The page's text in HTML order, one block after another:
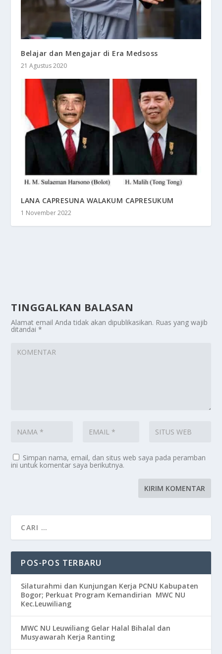
Belajar dan Mengajar di Era Medsoss
21 Agustus 2020
LANA CAPRESUNA WALAKUM CAPRESUKUM
1 November 2022
TINGGALKAN BALASAN
Alamat email Anda tidak akan dipublikasikan. Ruas yang wajib
ditandai*
Simpan nama, email, dan situs web saya pada peramban
ini untuk komentar saya berikutnya.
POS-POS TERBARU
Silaturahmi dan Kunjungan Kerja PCNU Kabupaten
Bogor; Perkuat Program Kemandirian MWC NU
Kec.Leuwiliang
MWC NU Leuwiliang Gelar Halal Bihalal dan
Musyawarah Kerja Ranting